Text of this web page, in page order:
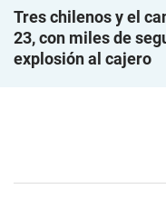
Tres chilenos y el
23, con miles de
explosión al cajero